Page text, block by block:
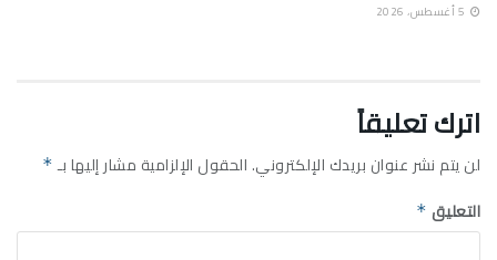
اترك تعليقاً
لن يتم نشر عنوان بريدك الإلكتروني.الحقول الإلزامية مشار إليها بـ *
التعليق *